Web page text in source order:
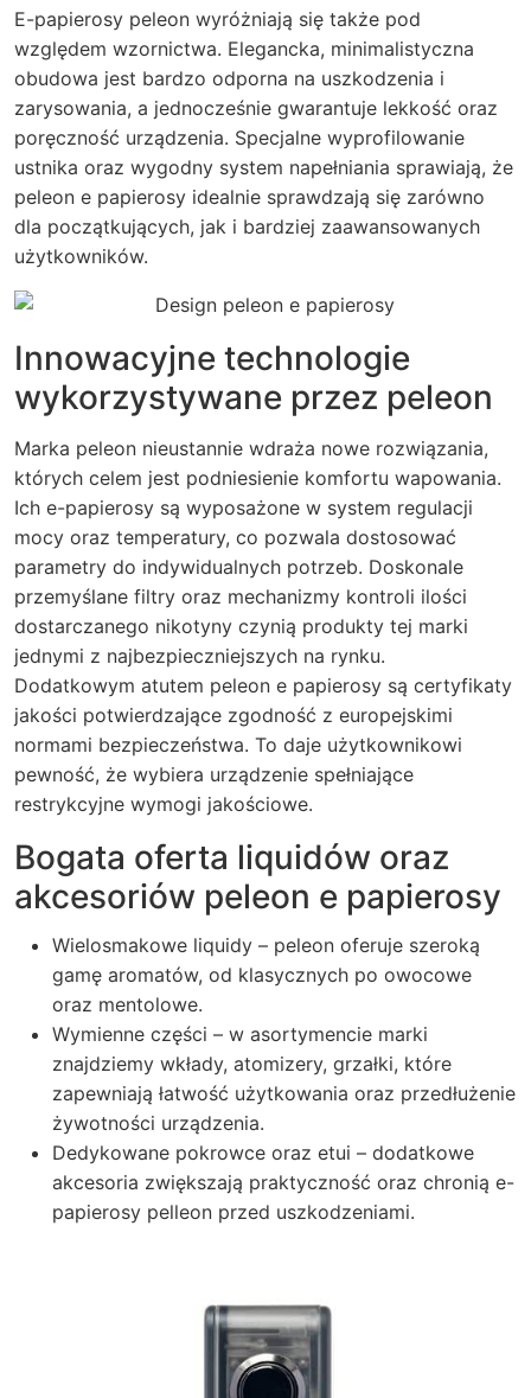
E-papierosy peleon wyróżniają się także pod
względem wzornictwa. Elegancka, minimalistyczna
obudowa jest bardzo odporna na uszkodzenia i
zarysowania, a jednocześnie gwarantuje lekkość oraz
poręczność urządzenia. Specjalne wyprofilowanie
ustnika oraz wygodny system napełniania sprawiają, że
peleon e papierosy idealnie sprawdzają się zarówno
dla początkujących, jak i bardziej zaawansowanych
użytkowników.
Innowacyjne technologie
wykorzystywane przez peleon
Marka peleon nieustannie wdraża nowe rozwiązania,
których celem jest podniesienie komfortu wapowania.
Ich e-papierosy są wyposażone w system regulacji
mocy oraz temperatury, co pozwala dostosować
parametry do indywidualnych potrzeb. Doskonale
przemyślane filtry oraz mechanizmy kontroli ilości
dostarczanego nikotyny czynią produkty tej marki
jednymi z najbezpieczniejszych na rynku.
Dodatkowym atutem peleon e papierosy są certyfikaty
jakości potwierdzające zgodność z europejskimi
normami bezpieczeństwa. To daje użytkownikowi
pewność, że wybiera urządzenie spełniające
restrykcyjne wymogi jakościowe.
Bogata oferta liquidów oraz
akcesoriów peleon e papierosy
Wielosmakowe liquidy – peleon oferuje szeroką
gamę aromatów, od klasycznych po owocowe
oraz mentolowe.
Wymienne części – w asortymencie marki
znajdziemy wkłady, atomizery, grzałki, które
zapewniają łatwość użytkowania oraz przedłużenie
żywotności urządzenia.
Dedykowane pokrowce oraz etui – dodatkowe
akcesoria zwiększają praktyczność oraz chronią e-
papierosy pelleon przed uszkodzeniami.